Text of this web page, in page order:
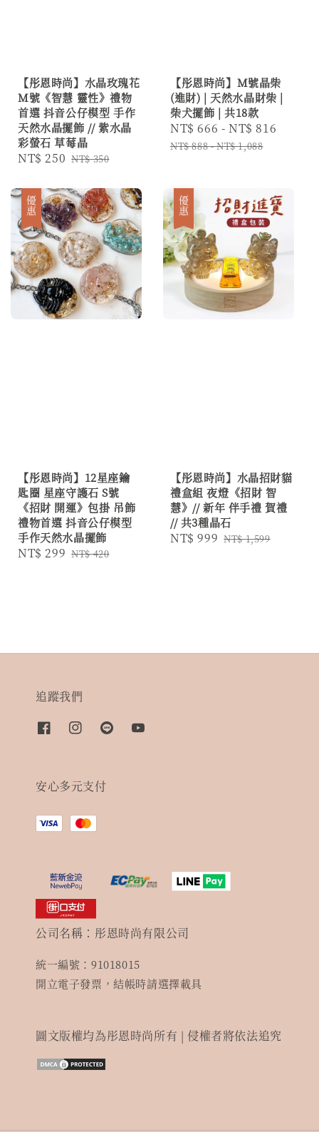
【彤恩時尚】水晶玫瑰花
M號《智慧 靈性》禮物
首選 抖音公仔模型 手作
天然水晶擺飾 // 紫水晶
彩螢石 草莓晶
Sale
NT$ 250 Regular
NT$ 350
【彤恩時尚】M號晶柴
(進財) | 天然水晶財柴 |
柴犬擺飾 | 共18款
Sale
price
NT$ 666 -NT$ 816
NT$ 888-NT$ 1,088
優惠
【彤恩時尚】12星座鑰
匙圈 星座守護石 S號
《招財 開運》包掛 吊飾
禮物首選 抖音公仔模型
手作天然水晶擺飾
Sale
NT$ 299 Regular
NT$ 420
優惠
【彤恩時尚】水晶招財貓
禮盒組 夜燈《招財 智
慧》// 新年 伴手禮 賀禮
// 共3種晶石
Sale
NT$ 999 Regular
NT$ 1,599
追蹤我們
安心多元支付
公司名稱：彤恩時尚有限公司
統一編號：91018015
開立電子發票，結帳時請選擇載具
圖文版權均為彤恩時尚所有 | 侵權者將依法追究